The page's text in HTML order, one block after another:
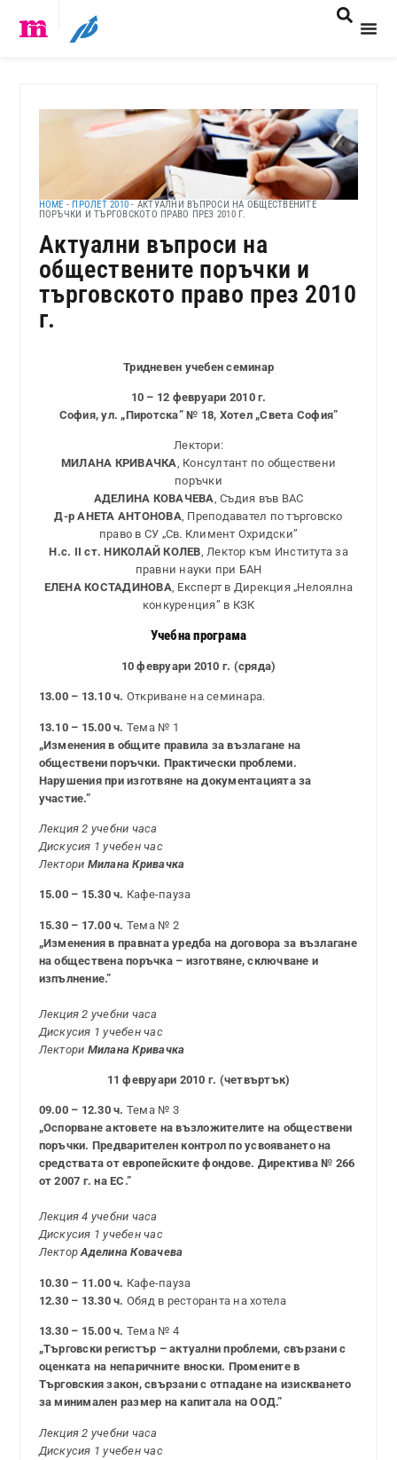
HOME - ПРОЛЕТ 2010 - АКТУАЛНИ ВЪПРОСИ НА ОБЩЕСТВЕНИТЕ
ПОРЪЧКИ И ТЪРГОВСКОТО ПРАВО ПРЕЗ 2010 Г.
Актуални въпроси на
обществените поръчки и
търговското право през 2010
г.
Тридневен учебен семинар
10 – 12 февруари 2010 г.
София, ул. „Пиротска” № 18, Хотел „Света София”
Лектори:
МИЛАНА КРИВАЧКА, Консултант по обществени
поръчки
АДЕЛИНА КОВАЧЕВА, Съдия във ВАС
Д-р АНЕТА АНТОНОВА, Преподавател по търговско
право в СУ „Св. Климент Охридски”
Н.с. II ст. НИКОЛАЙ КОЛЕВ, Лектор към Института за
правни науки при БАН
ЕЛЕНА КОСТАДИНОВА, Експерт в Дирекция „Нелоялна
конкуренция” в КЗК
Учебна програма
10 февруари 2010 г. (сряда)
13.00 – 13.10 ч. Откриване на семинара.
13.10 – 15.00 ч. Тема № 1
„Изменения в общите правила за възлагане на
обществени поръчки. Практически проблеми.
Нарушения при изготвяне на документацията за
участие.”
Лекция 2 учебни часа
Дискусия 1 учебен час
Лектори Милана Кривачка
15.00 – 15.30 ч. Кафе-пауза
15.30 – 17.00 ч. Тема № 2
„Изменения в правната уредба на договора за възлагане
на обществена поръчка – изготвяне, сключване и
изпълнение.”
Лекция 2 учебни часа
Дискусия 1 учебен час
Лектори Милана Кривачка
11 февруари 2010 г. (четвъртък)
09.00 – 12.30 ч. Тема № 3
„Оспорване актовете на възложителите на обществени
поръчки. Предварителен контрол по усвояването на
средствата от европейските фондове. Директива № 266
от 2007 г. на ЕС.”
Лекция 4 учебни часа
Дискусия 1 учебен час
ЛекторАделина Ковачева
10.30 – 11.00 ч. Кафе-пауза
12.30 – 13.30 ч. Обяд в ресторанта на хотела
13.30 – 15.00 ч. Тема № 4
„Търговски регистър – актуални проблеми, свързани с
оценката на непаричните вноски. Промените в
Търговския закон, свързани с отпадане на изискването
за минимален размер на капитала на ООД.”
Лекция 2 учебни часа
Дискусия 1 учебен час